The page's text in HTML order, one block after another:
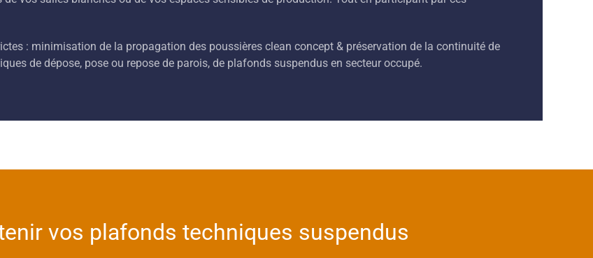
: minimisation de la propagation des poussières clean concept & préservation de la continuité de
de dépose, pose ou repose de parois, de plafonds suspendus en secteur occupé.
vos plafonds techniques suspendus